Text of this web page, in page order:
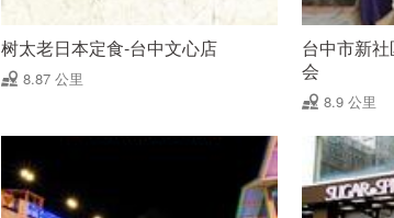
树太老日本定食-台中文心店
8.87 公里
台中市新
会
8.9 公里